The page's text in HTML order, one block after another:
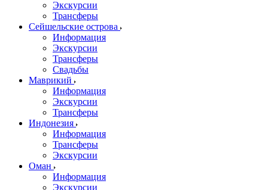
Экскурсии
Трансферы
Сейшельские острова
Информация
Экскурсии
Трансферы
Свадьбы
Маврикий
Информация
Экскурсии
Трансферы
Индонезия
Информация
Трансферы
Экскурсии
Оман
Информация
Экскурсии